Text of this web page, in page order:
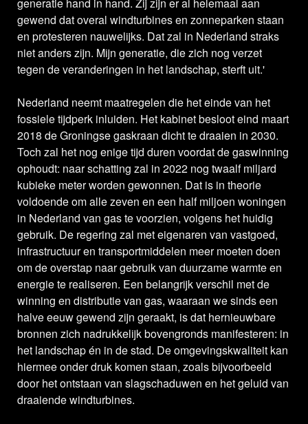
generatie hand in hand. Zij zijn er al helemaal aan
gewend dat overal windturbines en zonneparken staan
en protesteren nauwelijks. Dat zal in Nederland straks
niet anders zijn. Mijn generatie, die zich nog verzet
tegen de veranderingen in het landschap, sterft uit.'
Nederland neemt maatregelen die het einde van het
fossiele tijdperk inluiden. Het kabinet besloot eind maart
2018 de Groningse gaskraan dicht te draaien in 2030.
Toch zal het nog enige tijd duren voordat de gaswinning
ophoudt: naar schatting zal in 2022 nog twaalf miljard
kubieke meter worden gewonnen. Dat is in theorie
voldoende om alle zeven en een half miljoen woningen
in Nederland van gas te voorzien, volgens het huidig
gebruik. De regering zal met eigenaren van vastgoed,
infrastructuur en transportmiddelen meer moeten doen
om de overstap naar gebruik van duurzame warmte en
energie te realiseren. Een belangrijk verschil met de
winning en distributie van gas, waaraan we sinds een
halve eeuw gewend zijn geraakt, is dat hernieuwbare
bronnen zich nadrukkelijk bovengronds manifesteren: in
het landschap én in de stad. De omgevingskwaliteit kan
hiermee onder druk komen staan, zoals bijvoorbeeld
door het ontstaan van slagschaduwen en het geluid van
draaiende windturbines.